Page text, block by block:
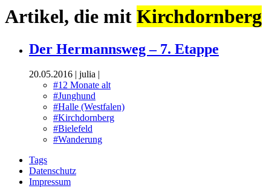
Artikel, die mit Kirchdornberg
Der Hermannsweg – 7. Etappe
20.05.2016 julia
#12 Monate alt
#Junghund
#Halle (Westfalen)
#Kirchdornberg
#Bielefeld
#Wanderung
Tags
Datenschutz
Impressum